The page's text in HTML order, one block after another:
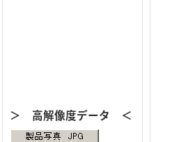
＞ 高解像度データ ＜